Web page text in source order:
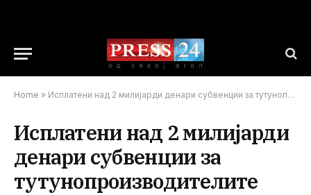
Home » Исплатени над 2 милијарди денари субвенции за тутунопроизводителите
Исплатени над 2 милијарди
денари субвенции за
тутунопроизводителите